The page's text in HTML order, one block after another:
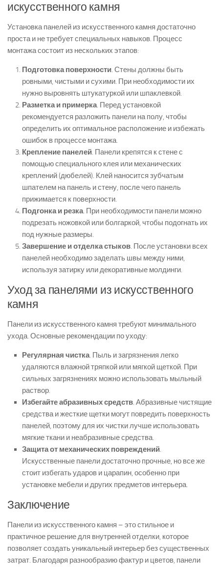
искусственного камня
Установка панелей из искусственного камня достаточно
проста и не требует специальных навыков. Процесс
монтажа состоит из нескольких этапов:
Подготовка поверхности. Стены должны быть
ровными, чистыми и сухими. При необходимости их
нужно выровнять штукатуркой или шпаклевкой.
Разметка и примерка. Перед установкой
рекомендуется разложить панели на полу, чтобы
определить их оптимальное расположение и избежать
ошибок в процессе монтажа.
Крепление панелей. Панели крепятся к стене с
помощью специального клея или механических
креплений (дюбелей). Клей наносится зубчатым
шпателем на панель и стену, после чего панель
прижимается к поверхности.
Подгонка и резка. При необходимости панели можно
подрезать ножовкой или болгаркой, чтобы подогнать их
под нужные размеры.
Завершение и отделка стыков. После установки всех
панелей необходимо заделать швы между ними,
используя затирку или декоративные молдинги.
Уход за панелями из искусственного
камня
Панели из искусственного камня требуют минимального
ухода. Основные рекомендации по уходу:
Регулярная чистка. Пыль и загрязнения легко
удаляются влажной тряпкой или мягкой щеткой. При
сильных загрязнениях можно использовать мыльный
раствор.
Избегайте абразивных средств. Абразивные чистящие
средства и жесткие щетки могут повредить поверхность
панелей, поэтому для их чистки лучше использовать
мягкие ткани и неабразивные средства.
Защита от механических повреждений.
Искусственные панели достаточно прочные, но все же
стоит избегать ударов и царапин, особенно при
установке мебели и других предметов интерьера.
Заключение
Панели из искусственного камня – это стильное и
практичное решение для внутренней отделки, которое
позволяет создать уникальный интерьер без существенных
затрат. Благодаря разнообразию фактур и цветов, панели